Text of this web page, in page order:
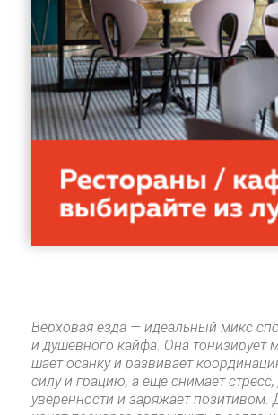
Вер­хо­вая ез­да — иде­аль­ный микс
и ду­шев­но­го кай­фа. Она
ша­ет осан­ку и раз­ви­ва­ет
си­лу и гра­цию, а еще сни­ма­ет
уве­рен­но­сти и за­ря­жа­ет по­зи­ти­вом.